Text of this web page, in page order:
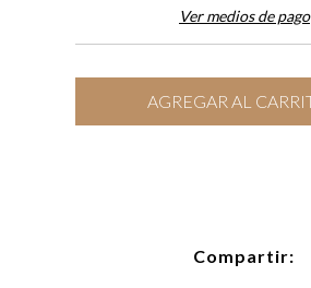
Ver medios de pago
Compartir: